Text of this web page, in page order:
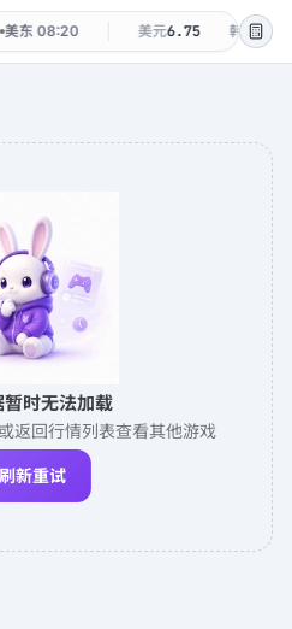
美东 08:20 美元6.75 韩元
时无法加载
返回行情列表查看其他游戏
刷新重试